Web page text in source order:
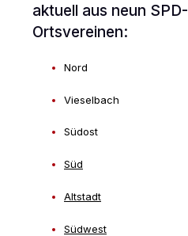
aktuell aus neun SPD-
Ortsvereinen:
Nord
Vieselbach
Südost
Süd
Altstadt
Südwest